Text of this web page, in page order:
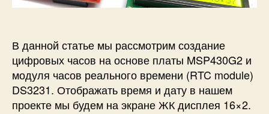
о
M
-
1
8
к
с
и
р
о
в
ы
е
ч
В данной статье мы рассмотрим создание
цифровых часов на основе платы MSP430G2 и
модуля часов реального времени (RTC module)
DS3231. Отображать время и дату в нашем
проекте мы будем на экране ЖК дисплея 16×2.